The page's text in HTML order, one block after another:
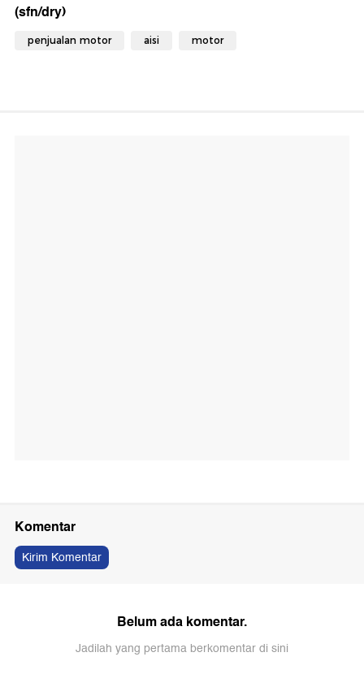
(sfn/dry)
penjualan motor aisi motor
Komentar
Kirim Komentar
Belum ada komentar.
Jadilah yang pertama berkomentar di sini